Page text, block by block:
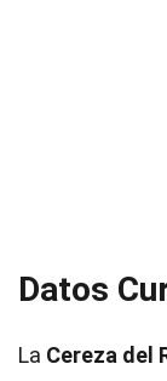
Datos
La Cereza del